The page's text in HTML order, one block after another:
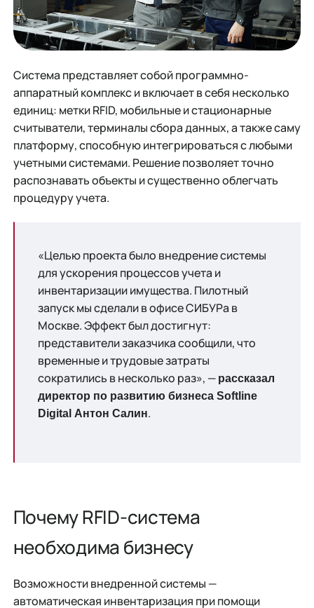
Система представляет собой программно-
аппаратный комплекс и включает в себя несколько
единиц: метки RFID, мобильные и стационарные
считыватели, терминалы сбора данных, а также саму
платформу, способную интегрироваться с любыми
учетными системами. Решение позволяет точно
распознавать объекты и существенно облегчать
процедуру учета.
«Целью проекта было внедрение системы
для ускорения процессов учета и
инвентаризации имущества. Пилотный
запуск мы сделали в офисе СИБУРа в
Москве. Эффект был достигнут:
представители заказчика сообщили, что
временные и трудовые затраты
сократились в несколько раз», — рассказал
директор по развитию бизнеса Softline
Digital Антон Салин.
Почему RFID-система
необходима бизнесу
Возможности внедренной системы —
автоматическая инвентаризация при помощи